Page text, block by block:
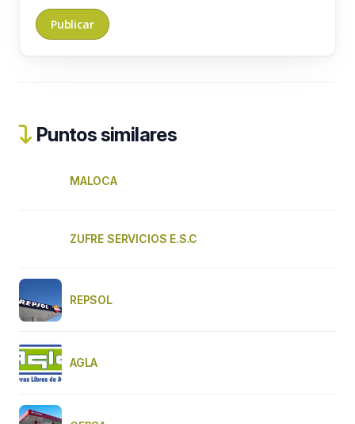
Puntos similares
MALOCA
ZUFRE SERVICIOS E.S.C
REPSOL
AGLA